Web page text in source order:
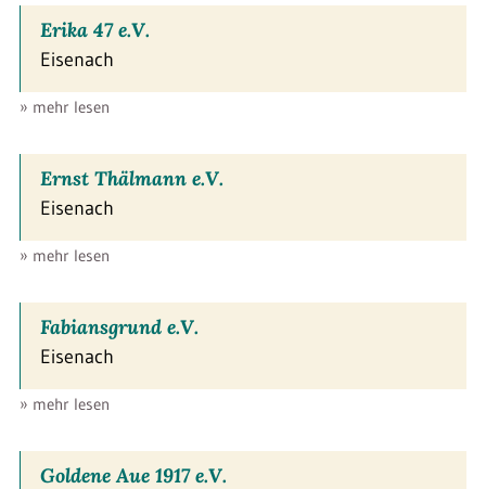
Erika 47 e.V.
Eisenach
» mehr lesen
Ernst Thälmann e.V.
Eisenach
» mehr lesen
Fabiansgrund e.V.
Eisenach
» mehr lesen
Goldene Aue 1917 e.V.